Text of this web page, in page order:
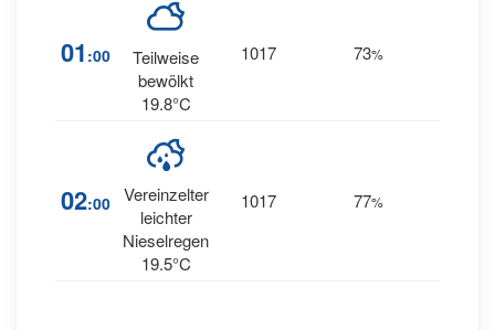
01 :00
Teilweise
bewölkt
19.8°C
1017 73%
02:00 Vereinzelter
leichter
Nieselregen
19.5°C
1017 77%